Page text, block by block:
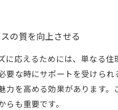
の質を向上させる
に応えるためには、単なる
要な時にサポートを受けら
力を高める効果があります
らも重要です。